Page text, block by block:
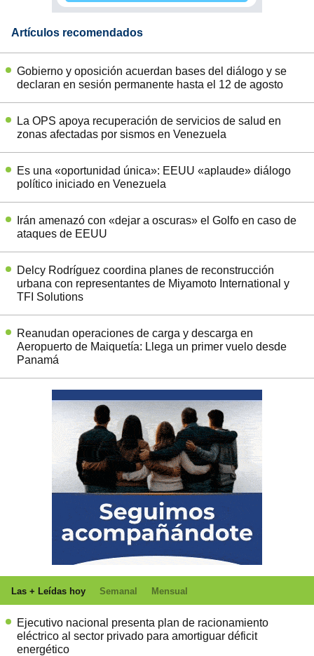
Artículos recomendados
Gobierno y oposición acuerdan bases del diálogo y se
declaran en sesión permanente hasta el 12 de agosto
La OPS apoya recuperación de servicios de salud en
zonas afectadas por sismos en Venezuela
Es una «oportunidad única»: EEUU «aplaude» diálogo
político iniciado en Venezuela
Irán amenazó con «dejar a oscuras» el Golfo en caso de
ataques de EEUU
Delcy Rodríguez coordina planes de reconstrucción
urbana con representantes de Miyamoto International y
TFI Solutions
Reanudan operaciones de carga y descarga en
Aeropuerto de Maiquetía: Llega un primer vuelo desde
Panamá
Las + Leídas hoy Semanal Mensual
Ejecutivo nacional presenta plan de racionamiento
eléctrico al sector privado para amortiguar déficit
energético